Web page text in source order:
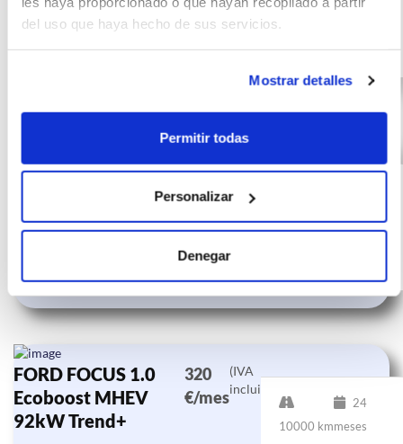
del uso que haya hecho de sus servicios.
Mostrar detalles
Permitir todas
Personalizar
Denegar
Gasolina
FORD FOCUS 1.0
339
incluido)
FORD FOCUS 1.0
Ecoboost MHEV
92kW Trend+
320
€/mes
(IVA
incluido)
10000 km
24
meses